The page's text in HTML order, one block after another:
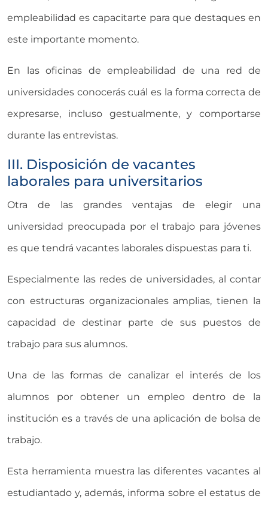
empleabilidad es capacitarte para que destaques en
este importante momento.
En las oficinas de empleabilidad de una red de
universidades conocerás cuál es la forma correcta de
expresarse, incluso gestualmente, y comportarse
durante las entrevistas.
III. Disposición de vacantes
laborales para universitarios
Otra de las grandes ventajas de elegir una
universidad preocupada por el trabajo para jóvenes
es que tendrá vacantes laborales dispuestas para ti.
Especialmente las redes de universidades, al contar
con estructuras organizacionales amplias, tienen la
capacidad de destinar parte de sus puestos de
trabajo para sus alumnos.
Una de las formas de canalizar el interés de los
alumnos por obtener un empleo dentro de la
institución es a través de una aplicación de bolsa de
trabajo.
Esta herramienta muestra las diferentes vacantes al
estudiantado y, además, informa sobre el estatus de